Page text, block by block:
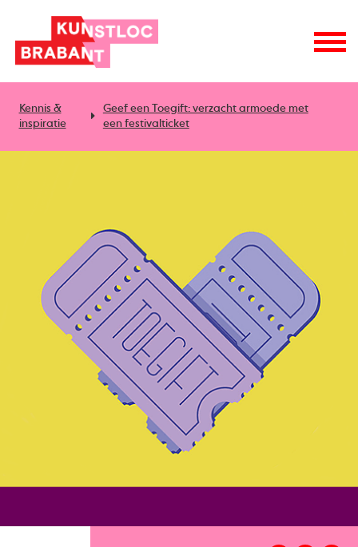
Kennis &
inspiratie
Geef een Toegift: verzacht armoede met
een festivalticket